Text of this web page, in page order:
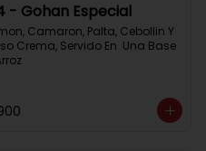
- Gohan Especial
Camaron, Palta, Cebollin Y
Crema, Servido En  Una Base